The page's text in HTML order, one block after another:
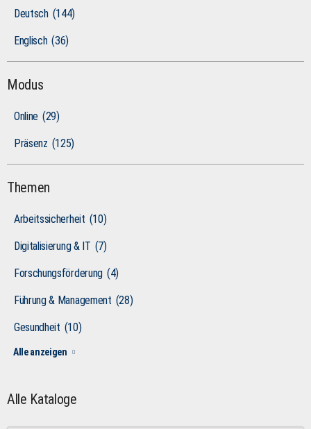
Deutsch (144)
Englisch (36)
Modus
Online (29)
Präsenz (125)
Themen
Arbeitssicherheit (10)
Digitalisierung & IT (7)
Forschungsförderung (4)
Führung & Management (28)
Gesundheit (10)
Alle anzeigen
Alle Kataloge